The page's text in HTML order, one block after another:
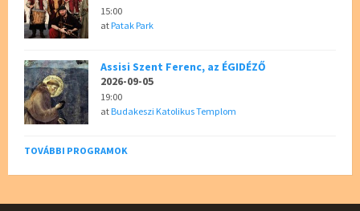
15:00
atPatak Park
Assisi Szent Ferenc, az ÉGIDÉZŐ
2026-09-05
19:00
atBudakeszi Katolikus Templom
TOVÁBBI PROGRAMOK